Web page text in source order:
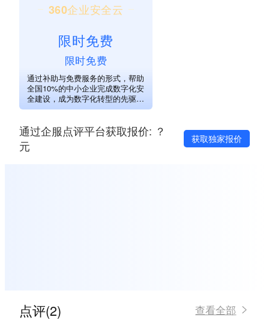
360企业安全云
限时免费
限时免费
通过补助与免费服务的形式，帮助
全国10%的中小企业完成数字化安
全建设，成为数字化转型的先驱，
并培养百万专业安全管理运维人
终端将获得100元价值的服务补贴，
每个企业或组织部署终端不设具体
通过企服点评平台获取报价: ？
元
获取独家报价
点评(2) 查看全部